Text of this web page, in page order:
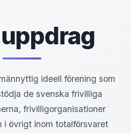
ideell förening som
de svenska frivilliga
frivilligorganisationer
i övrigt inom totalförsvaret